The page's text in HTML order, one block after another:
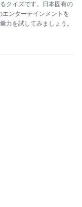
クイズです。日本固有の
ンターテインメントを
力を試してみましょう。